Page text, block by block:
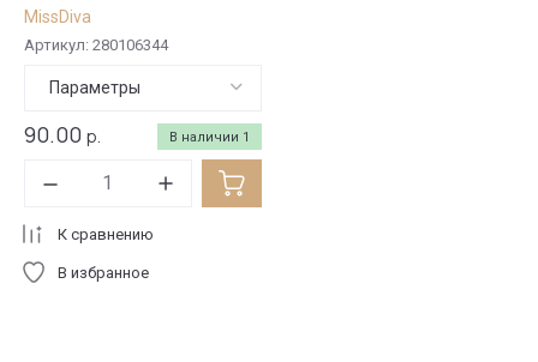
MissDiva
Артикул: 280106344
Параметры
В наличии 1
90.00 р.
К сравнению
В избранное